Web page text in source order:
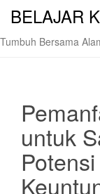
BELAJAR
Tumbuh Bersama
untuk